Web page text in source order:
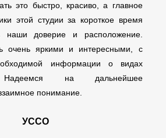
это быстро, красиво, а главное
этой студии за короткое время
наши доверие и расположение.
очень яркими и интересными, с
информации о видах
Надеемся на дальнейшее
понимание.
УССО